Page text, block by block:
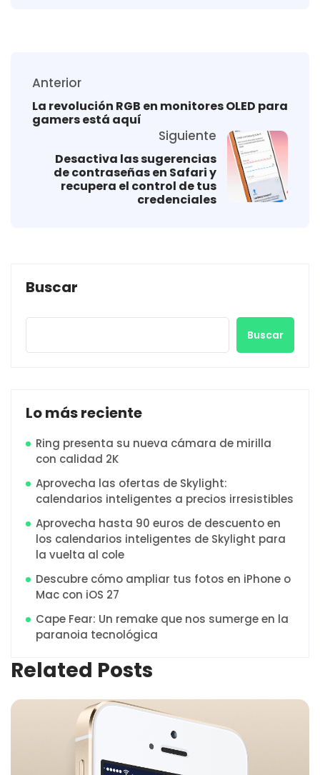
Anterior
La revolución RGB en monitores OLED para
gamers está aquí
Siguiente
Desactiva las sugerencias
de contraseñas en Safari y
recupera el control de tus
credenciales
Buscar
Buscar
Lo más reciente
Ring presenta su nueva cámara de mirilla
con calidad 2K
Aprovecha las ofertas de Skylight:
calendarios inteligentes a precios irresistibles
Aprovecha hasta 90 euros de descuento en
los calendarios inteligentes de Skylight para
la vuelta al cole
Descubre cómo ampliar tus fotos en iPhone o
Mac con iOS 27
Cape Fear: Un remake que nos sumerge en la
paranoia tecnológica
Related Posts